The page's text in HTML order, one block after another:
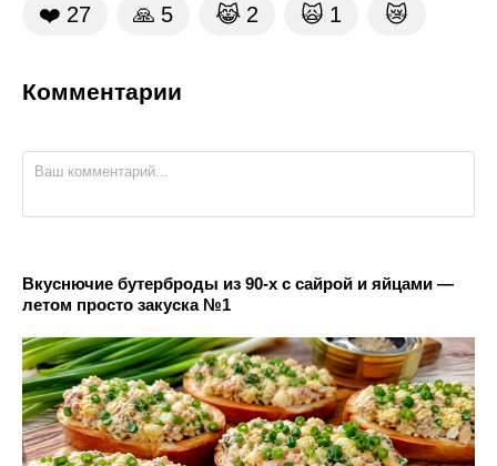
❤️ 27 🙏 5 😹 2 🙀 1 😿
Комментарии
Вкуснючие бутерброды из 90-х с сайрой и яйцами —
летом просто закуска №1